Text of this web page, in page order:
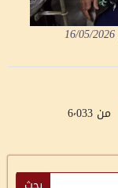
16/05/2026
من 6٬033